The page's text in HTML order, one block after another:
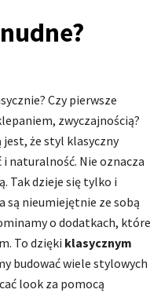
Czy pierwsze
zwyczajnością?
jest, że styl klasyczny
naturalność. Nie oznacza
Tak dzieje się tylko i
są nieumiejętnie ze sobą
o dodatkach, które
To dzięki klasycznym
budować wiele stylowych
look za pomocą